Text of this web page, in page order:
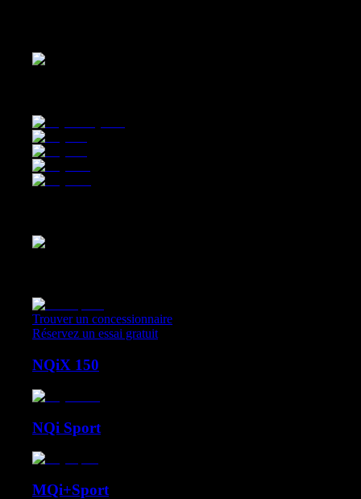
Trouver un concessionnaire
Réservez un essai gratuit
NQiX 150
NQi Sport
MQi+Sport